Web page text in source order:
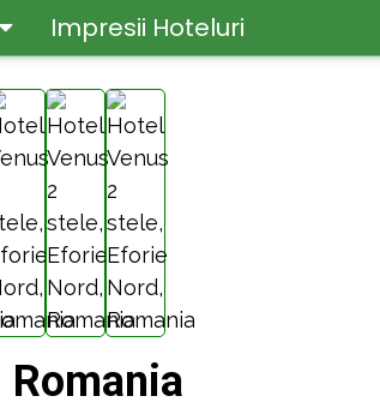
Impresii Hoteluri
Romania